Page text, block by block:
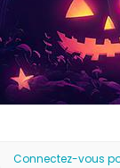
Connectez-vous